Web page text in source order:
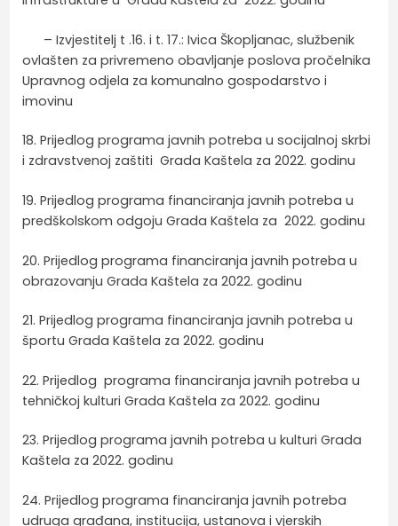
– Izvjestitelj t .16. i t. 17.: Ivica Škopljanac, službenik
ovlašten za privremeno obavljanje poslova pročelnika
Upravnog odjela za komunalno gospodarstvo i
imovinu
18. Prijedlog programa javnih potreba u socijalnoj skrbi
i zdravstvenoj zaštiti Grada Kaštela za 2022. godinu
19. Prijedlog programa financiranja javnih potreba u
predškolskom odgoju Grada Kaštela za 2022. godinu
20. Prijedlog programa financiranja javnih potreba u
obrazovanju Grada Kaštela za 2022. godinu
21. Prijedlog programa financiranja javnih potreba u
športu Grada Kaštela za 2022. godinu
22. Prijedlog programa financiranja javnih potreba u
tehničkoj kulturi Grada Kaštela za 2022. godinu
23. Prijedlog programa javnih potreba u kulturi Grada
Kaštela za 2022. godinu
24. Prijedlog programa financiranja javnih potreba
udruga građana, institucija, ustanova i vjerskih